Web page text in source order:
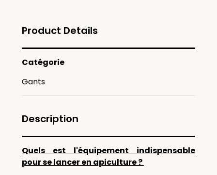
Product Details
Catégorie
Gants
Description
Quels est l'équipement indispensable
pour se lancer en apiculture ?